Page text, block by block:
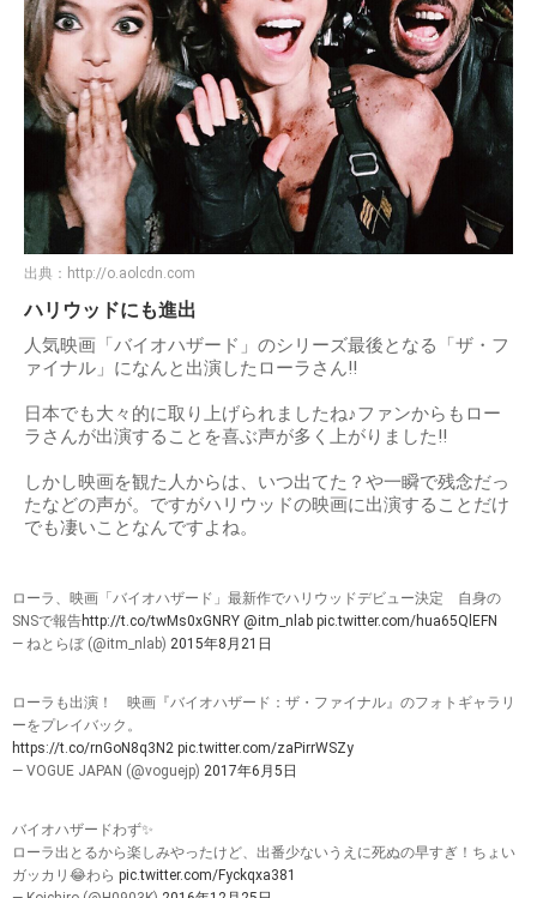
出典： http://o.aolcdn.com
ハリウッドにも進出
人気映画「バイオハザード」のシリーズ最後となる「ザ・フ
ァイナル」になんと出演したローラさん!!
日本でも大々的に取り上げられましたね♪ファンからもロー
ラさんが出演することを喜ぶ声が多く上がりました!!
しかし映画を観た人からは、いつ出てた？や一瞬で残念だっ
たなどの声が。ですがハリウッドの映画に出演することだけ
でも凄いことなんですよね。
ローラ、映画「バイオハザード」最新作でハリウッドデビュー決定 自身の
SNSで報告http://t.co/twMs0xGNRY @itm_nlab pic.twitter.com/hua65QlEFN
— ねとらぼ (@itm_nlab) 2015年8月21日
ローラも出演！ 映画『バイオハザード：ザ・ファイナル』のフォトギャラリ
ーをプレイバック。
https://t.co/rnGoN8q3N2 pic.twitter.com/zaPirrWSZy
— VOGUE JAPAN (@voguejp) 2017年6月5日
バイオハザードわず✨
ローラ出とるから楽しみやったけど、出番少ないうえに死ぬの早すぎ！ちょい
ガッカリ😂わら pic.twitter.com/Fyckqxa381